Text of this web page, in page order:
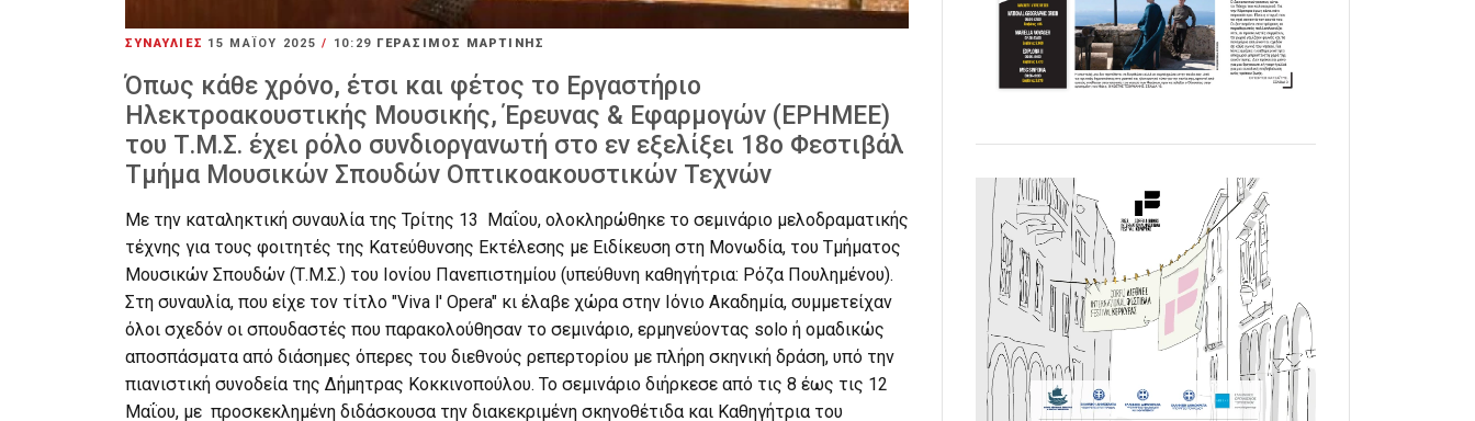
ΣΥΝΑΥΛΙΕΣ 15 ΜΑΪ́ΟΥ 2025/ 10:29 ΓΕΡΑΣΙΜΟΣ ΜΑΡΤΙΝΗΣ
Όπως κάθε χρόνο, έτσι και φέτος το Εργαστήριο
Ηλεκτροακουστικής Μουσικής, Έρευνας & Εφαρμογών (ΕΡΗΜΕΕ)
του Τ.Μ.Σ. έχει ρόλο συνδιοργανωτή στο εν εξελίξει 18ο Φεστιβάλ
Τμήμα Μουσικών Σπουδών Οπτικοακουστικών Τεχνών
Με την καταληκτική συναυλία της Τρίτης 13 Μαΐου, ολοκληρώθηκε το σεμινάριο μελοδραματικής
τέχνης για τους φοιτητές της Κατεύθυνσης Εκτέλεσης με Ειδίκευση στη Μονωδία, του Τμήματος
Μουσικών Σπουδών (Τ.Μ.Σ.) του Ιονίου Πανεπιστημίου (υπεύθυνη καθηγήτρια: Ρόζα Πουλημένου).
Στη συναυλία, που είχε τον τίτλο "Viva l' Οpera" κι έλαβε χώρα στην Ιόνιο Ακαδημία, συμμετείχαν
όλοι σχεδόν οι σπουδαστές που παρακολούθησαν το σεμινάριο, ερμηνεύοντας solo ή ομαδικώς
αποσπάσματα από διάσημες όπερες του διεθνούς ρεπερτορίου με πλήρη σκηνική δράση, υπό την
πιανιστική συνοδεία της Δήμητρας Κοκκινοπούλου. Το σεμινάριο διήρκεσε από τις 8 έως τις 12
Μαΐου, με προσκεκλημένη διδάσκουσα την διακεκριμένη σκηνοθέτιδα και Καθηγήτρια του